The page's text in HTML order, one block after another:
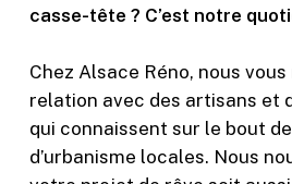
casse-tête ? C’est notre
Chez Alsace Réno, nous
relation avec des artisans et
qui connaissent sur le bout
d’urbanisme locales. Nous